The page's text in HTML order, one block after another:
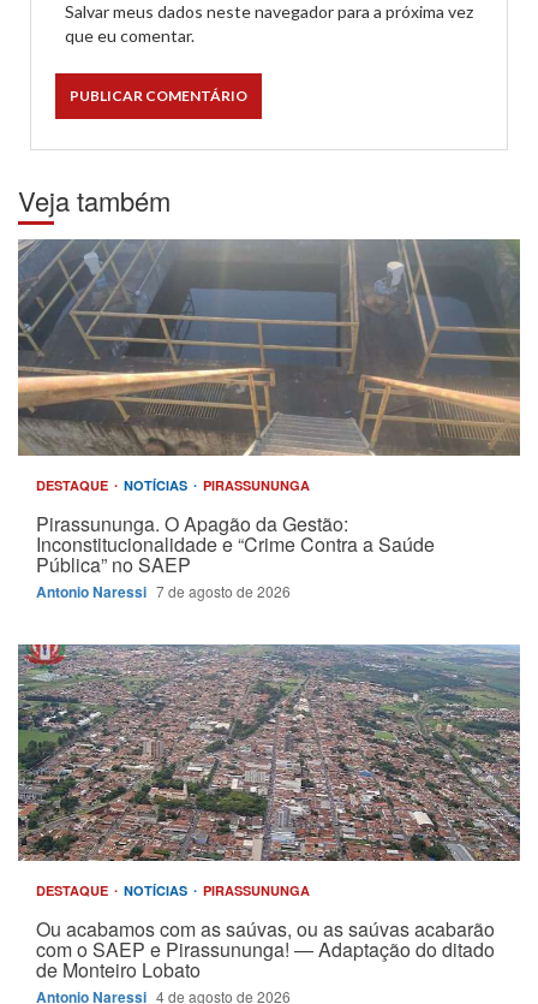
Salvar meus dados neste navegador para a próxima vez
que eu comentar.
Veja também
DESTAQUE NOTÍCIAS PIRASSUNUNGA
Pirassununga. O Apagão da Gestão:
Inconstitucionalidade e “Crime Contra a Saúde
Pública” no SAEP
Antonio Naressi 7 de agosto de 2026
DESTAQUE NOTÍCIAS PIRASSUNUNGA
Ou acabamos com as saúvas, ou as saúvas acabarão
com o SAEP e Pirassununga! — Adaptação do ditado
de Monteiro Lobato
Antonio Naressi 4 de agosto de 2026